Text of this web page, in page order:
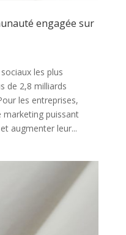
engagée sur
les plus
de 2,8 milliards
les entreprises,
marketing puissant
augmenter leur...